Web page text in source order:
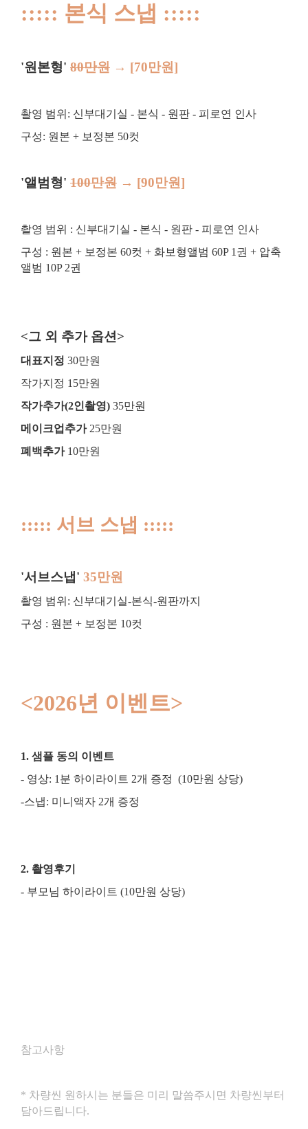
::::: 본식 스냅 :::::
'원본형' 80만원 → [70만원]
촬영 범위: 신부대기실 - 본식 - 원판 - 피로연 인사
구성: 원본 + 보정본 50컷
'앨범형' 100만원 → [90만원]
촬영 범위 : 신부대기실 - 본식 - 원판 - 피로연 인사
구성 : 원본 + 보정본 60컷 + 화보형앨범 60P 1권 + 압축
앨범 10P 2권
<그 외 추가 옵션>
대표지정 30만원
작가지정 15만원
작가추가(2인촬영) 35만원
메이크업추가25만원
폐백추가 10만원
::::: 서브 스냅 :::::
'서브스냅' 35만원
촬영 범위: 신부대기실-본식-원판까지
구성 : 원본 + 보정본 10컷
<2026년 이벤트>
1. 샘플 동의 이벤트
- 영상: 1분 하이라이트 2개 증정 (10만원 상당)
-스냅: 미니액자 2개 증정
2. 촬영후기
- 부모님 하이라이트 (10만원 상당)
참고사항
* 차량씬 원하시는 분들은 미리 말씀주시면 차량씬부터
담아드립니다.